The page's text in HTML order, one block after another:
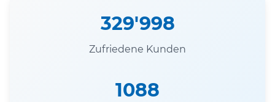
329'998
Zufriedene Kunden
1088